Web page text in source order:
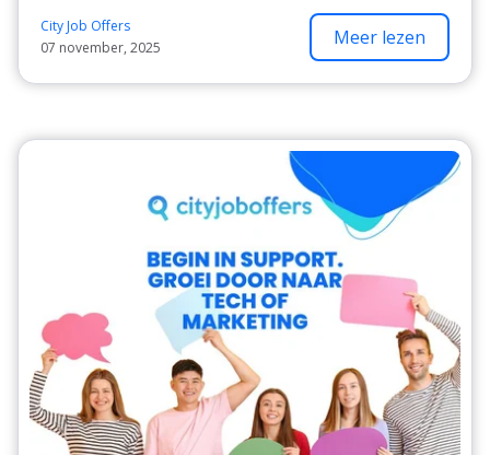
City Job Offers
07 november, 2025
Meer lezen